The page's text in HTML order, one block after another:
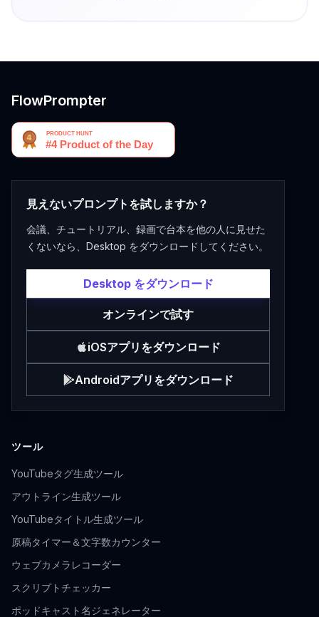
FlowPrompter
見えないプロンプトを試しますか？
会議、チュートリアル、録画で台本を他の人に見せた
くないなら、Desktop をダウンロードしてください。
Desktop をダウンロード
オンラインで試す
iOSアプリをダウンロード
Androidアプリをダウンロード
ツール
YouTubeタグ生成ツール
アウトライン生成ツール
YouTubeタイトル生成ツール
原稿タイマー＆文字数カウンター
ウェブカメラレコーダー
スクリプトチェッカー
ポッドキャスト名ジェネレーター